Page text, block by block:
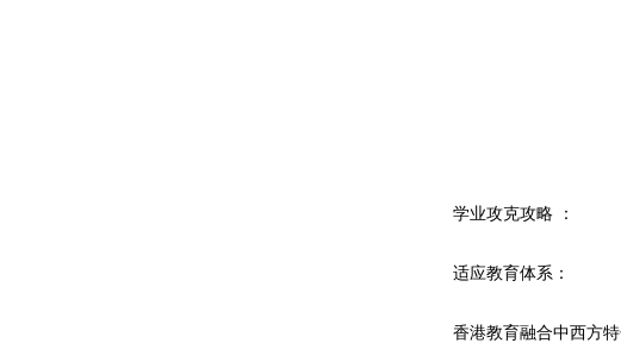
学业攻克攻略 ：
适应教育体系：
香港教育融合中西方特